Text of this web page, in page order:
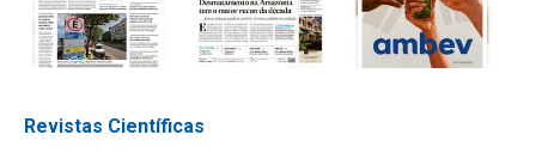
Revistas Científicas